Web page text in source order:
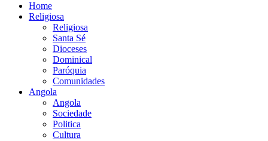
Home
Religiosa
Religiosa
Santa Sé
Dioceses
Dominical
Paróquia
Comunidades
Angola
Angola
Sociedade
Politica
Cultura